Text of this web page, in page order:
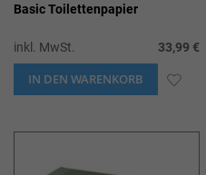
Basic Toilettenpapier
inkl. MwSt. 33,99 €
IN DEN WARENKORB ZUR